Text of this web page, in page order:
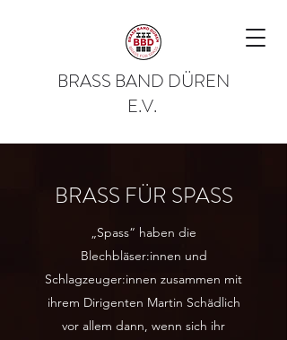
BRASS BAND DÜREN
E.V.
BRASS FÜR SPASS
„Spass“ haben die
Blechbläser:innen und
Schlagzeuger:innen zusammen mit
ihrem Dirigenten Martin Schädlich
vor allem dann, wenn sich ihr